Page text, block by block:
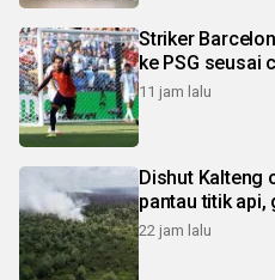
Striker
ke PSG seusai
11 jam lalu
Dishut Kalteng
pantau titik api,
22 jam lalu